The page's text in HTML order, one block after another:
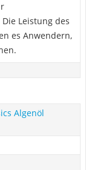
Leistung des
es Anwendern,
Algenöl